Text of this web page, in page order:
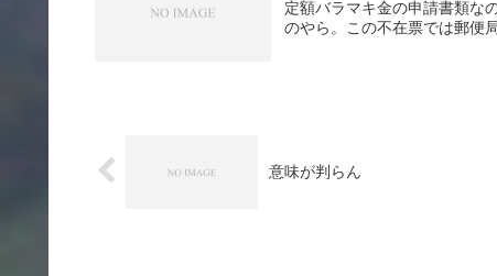
定額バラマキ金の申請書類な
のやら。この不在票では郵便
意味が判らん